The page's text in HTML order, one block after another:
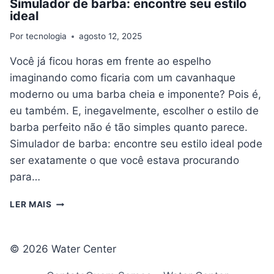
Simulador de barba: encontre seu estilo
ideal
Por tecnologia agosto 12, 2025
Você já ficou horas em frente ao espelho
imaginando como ficaria com um cavanhaque
moderno ou uma barba cheia e imponente? Pois é,
eu também. E, inegavelmente, escolher o estilo de
barba perfeito não é tão simples quanto parece.
Simulador de barba: encontre seu estilo ideal pode
ser exatamente o que você estava procurando
para…
LER MAIS SIMULADOR
SEU
© 2026 Water Center